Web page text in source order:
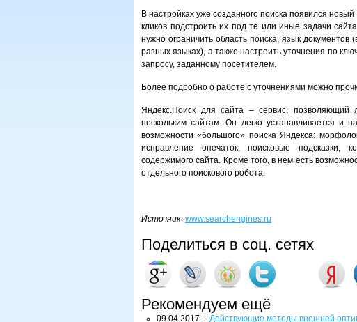
В настройках уже созданного поиска появился
кликов подстроить их под те или иные задачи
нужно ограничить область поиска, язык документов
разных языках), а также настроить уточнения по
запросу, заданному посетителем.
Более подробно о работе с уточнениями можно
Яндекс.Поиск для сайта – сервис, позволяющий
нескольким сайтам. Он легко устанавливается и
возможности «большого» поиска Яндекса:
исправление опечаток, поисковые подсказки,
содержимого сайта. Кроме того, в нем есть
отдельного поискового робота.
Источник: www.searchengines.ru
Поделиться в соц. сетях
Рекомендуем ещё
09.04.2017 -- Действующие методы внешней